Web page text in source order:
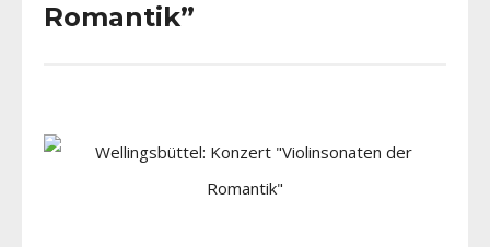
Romantik”